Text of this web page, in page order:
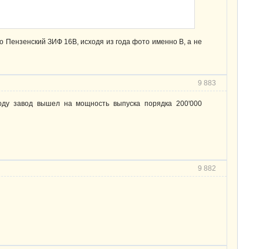
Пензенский ЗИФ 16В, исходя из года фото именно В, а не
9 883
завод вышел на мощность выпуска порядка 200'000
9 882